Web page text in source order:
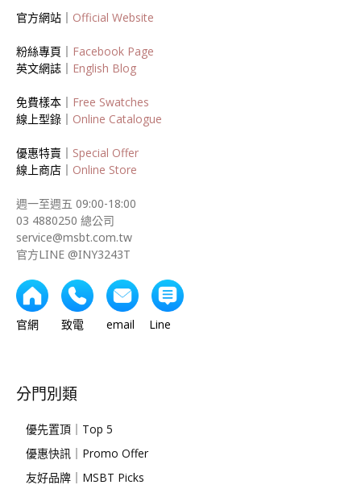
官方網站｜ Official Website
粉絲專頁｜ Facebook Page
英文網誌｜ English Blog
免費樣本｜ Free Swatches
線上型錄｜ Online Catalogue
優惠特賣｜ Special Offer
線上商店｜ Online Store
週一至週五 09:00-18:00
03 4880250 總公司
service@msbt.com.tw
官方LINE @INY3243T
官網 致電 email Line
分門別類
優先置頂｜Top 5
優惠快訊｜Promo Offer
友好品牌｜MSBT Picks